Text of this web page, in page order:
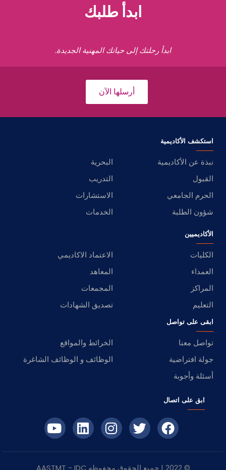
ابدأ طلبك
ابدأ رحلتك إلى حياتك المهنية الجديدة.
أرسلها الآن
استكشف الأكاديمية
نبذة عن الأكاديمية
البحرية
القبول
التدريب
الحرم الجامعي
الاستشارات
شؤون الطلبة
الخدمات
الأكاديميين
الكليات
الاعتماد الاكاديمي
العمداء
المعاهد
المراكز
المجمعات
التعليم
تصديق الشهادات
ابقى على تواصل
تواصل معنا
الخرائط والمواقع
جولة افتراضية
الوظائف و الوظائف الشاغرة
أسئلة وأجوبة
ابق على اتصال
© 2022 | جميع الحقوق محفوظه IDC
- AASTMT